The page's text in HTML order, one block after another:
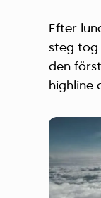
Efter
steg tog
den
highline